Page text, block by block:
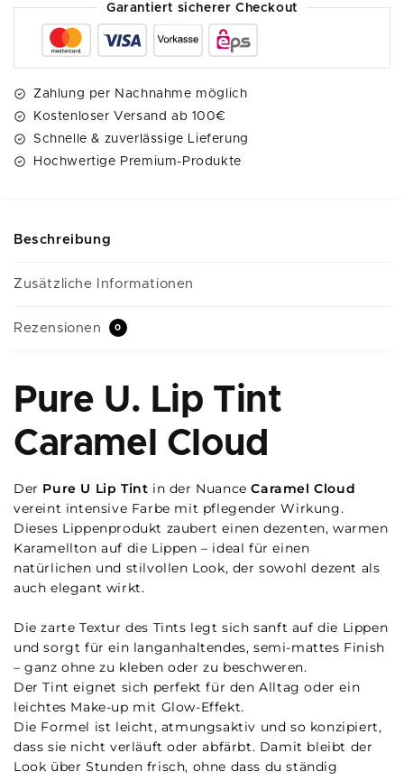
Garantiert sicherer Checkout
Zahlung per Nachnahme möglich
Kostenloser Versand ab 100€
Schnelle & zuverlässige Lieferung
Hochwertige Premium-Produkte
Beschreibung
Zusätzliche Informationen
Rezensionen 0
Pure U. Lip Tint
Caramel Cloud
Der Pure U Lip Tint in der NuanceCaramel Cloud
vereint intensive Farbe mit pflegender Wirkung.
Dieses Lippenprodukt zaubert einen dezenten, warmen
Karamellton auf die Lippen – ideal für einen
natürlichen und stilvollen Look, der sowohl dezent als
auch elegant wirkt.
Die zarte Textur des Tints legt sich sanft auf die Lippen
und sorgt für ein langanhaltendes, semi-mattes Finish
– ganz ohne zu kleben oder zu beschweren.
Der Tint eignet sich perfekt für den Alltag oder ein
leichtes Make-up mit Glow-Effekt.
Die Formel ist leicht, atmungsaktiv und so konzipiert,
dass sie nicht verläuft oder abfärbt. Damit bleibt der
Look über Stunden frisch, ohne dass du ständig